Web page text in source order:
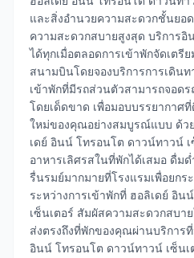
และสิ่งอำนวยความสะดวกชั้นยอ
ความสะดวกสบายสูงสุด บริการ
ได้ทุกเมื่อตลอดการเข้าพักจัดเตรี
สนามบินโดยจองบริการการเดิน
เข้าพักที่มีรถส่วนตัวสามารถจอด
โดยเด็ดขาด เพื่อมอบบรรยากาศ
ใหม่ของคุณอย่างสมบูรณ์แบบ ด้ว
เดย์ อินน์ โทรอนโต ดาวน์ทาวน์
อาหารเลิศรสในที่พักได้เสมอ ดื่ม
รื่นรมย์มากมายที่โรงแรมเพื่อยก
ระหว่างการเข้าพักที่ ฮอลิเดย์ อิ
เซ็นเตอร์ สัมผัสความสะดวกสบา
ส่งตรงถึงที่พักของคุณผ่านบริการ
อินน์ โทรอนโต ดาวน์ทาวน์ เซ็นเ